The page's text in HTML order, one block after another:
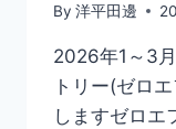
By 洋平田邊
2026年1～3
トリー(ゼロ
しますゼロエ